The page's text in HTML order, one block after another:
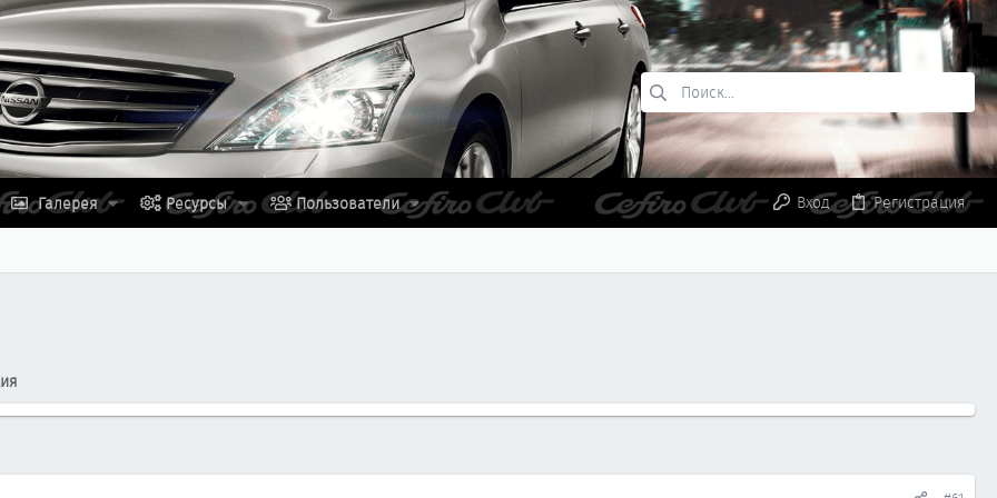
Галерея Ресурсы Пользователи Вход Регистрация